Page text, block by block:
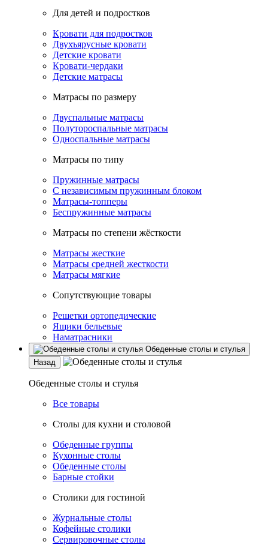
Для детей и подростков
Кровати для подростков
Двухъярусные кровати
Детские кровати
Кровати-чердаки
Детские матрасы
Матрасы по размеру
Двуспальные матрасы
Полутороспальные матрасы
Односпальные матрасы
Матрасы по типу
Пружинные матрасы
С независимым пружинным блоком
Матрасы-топперы
Беспружинные матрасы
Матрасы по степени жёсткости
Матрасы жесткие
Матрасы средней жесткости
Матрасы мягкие
Сопутствующие товары
Решетки ортопедические
Ящики бельевые
Наматрасники
Обеденные столы и стулья
Назад
Обеденные столы и стулья
Все товары
Столы для кухни и столовой
Обеденные группы
Кухонные столы
Обеденные столы
Барные стойки
Столики для гостиной
Журнальные столы
Кофейные столики
Сервировочные столы